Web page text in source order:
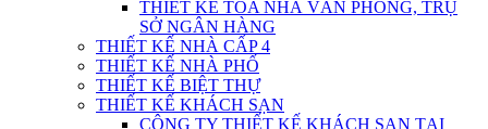
THIẾT KẾ TÒA NHÀ VĂN PHÒNG, TRỤ
SỞ NGÂN HÀNG
THIẾT KẾ NHÀ CẤP 4
THIẾT KẾ NHÀ PHỐ
THIẾT KẾ BIỆT THỰ
THIẾT KẾ KHÁCH SẠN
CÔNG TY THIẾT KẾ KHÁCH SẠN TẠI